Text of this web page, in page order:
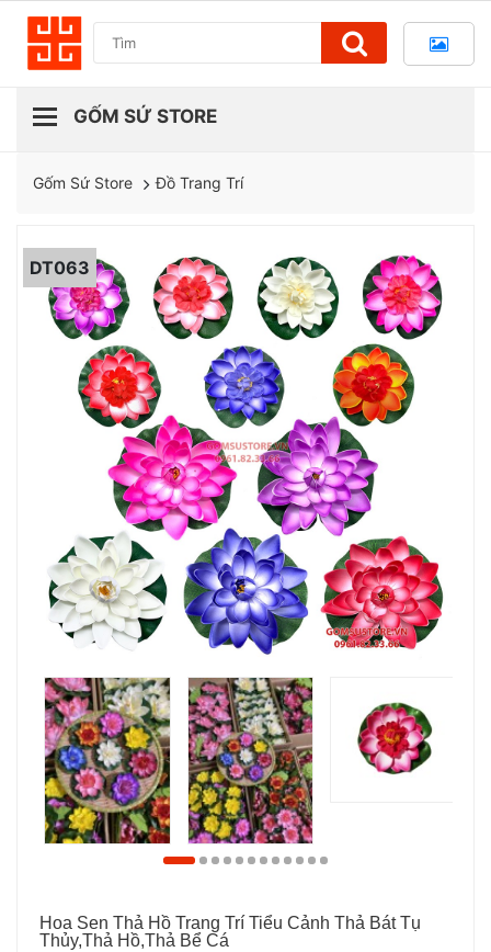
Gốm Sứ Store Đồ Trang Trí
DT063
Hoa Sen Thả Hồ Trang Trí Tiểu Cảnh Thả Bát Tụ
Thủy,thả Hồ,thả Bể Cá